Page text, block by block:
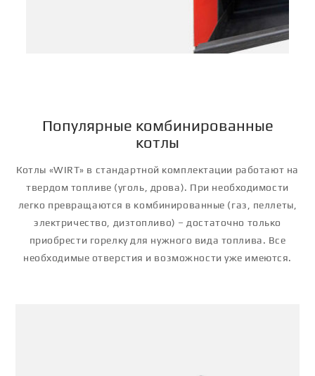
Популярные комбинированные
котлы
Котлы «WIRT» в стандартной комплектации работают на
твердом топливе (уголь, дрова). При необходимости
легко превращаются в комбинированные (газ, пеллеты,
электричество, дизтопливо) – достаточно только
приобрести горелку для нужного вида топлива. Все
необходимые отверстия и возможности уже имеются.